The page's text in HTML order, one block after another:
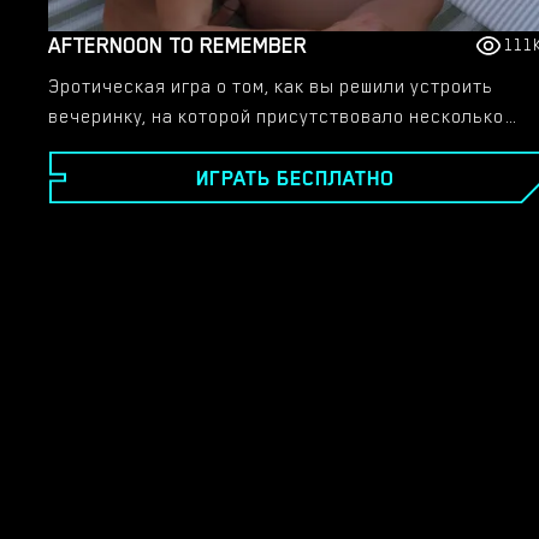
AFTERNOON TO REMEMBER
Эротическая игра о том, как вы решили устроить
вечеринку, на которой присутствовало несколько
коллег. эта вечеринка может закончиться большой
сексуальной оргиейИГРАТЬ БЕСПЛАТНО